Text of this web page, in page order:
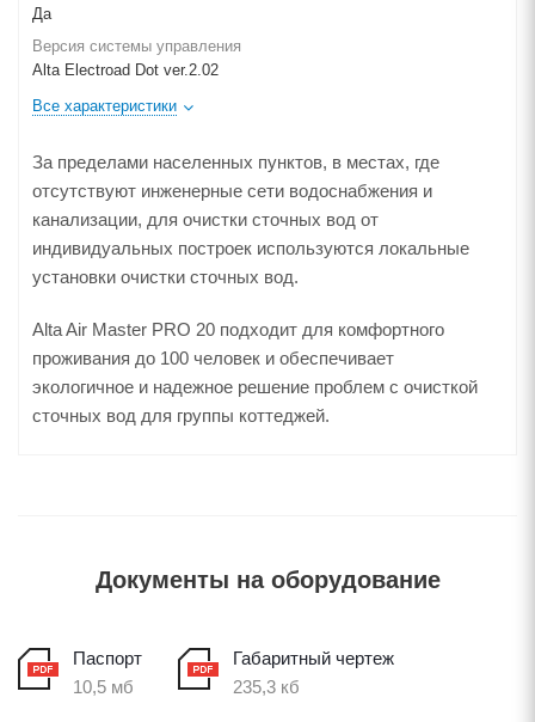
Да
Версия системы управления
Alta Electroad Dot ver.2.02
Все характеристики
За пределами населенных пунктов, в местах, где
отсутствуют инженерные сети водоснабжения и
канализации, для очистки сточных вод от
индивидуальных построек используются локальные
установки очистки сточных вод.
Alta Air Master PRO 20 подходит для комфортного
проживания до 100 человек и обеспечивает
экологичное и надежное решение проблем с очисткой
сточных вод для группы коттеджей.
Документы на оборудование
Паспорт
10,5 мб
Габаритный чертеж
235,3 кб